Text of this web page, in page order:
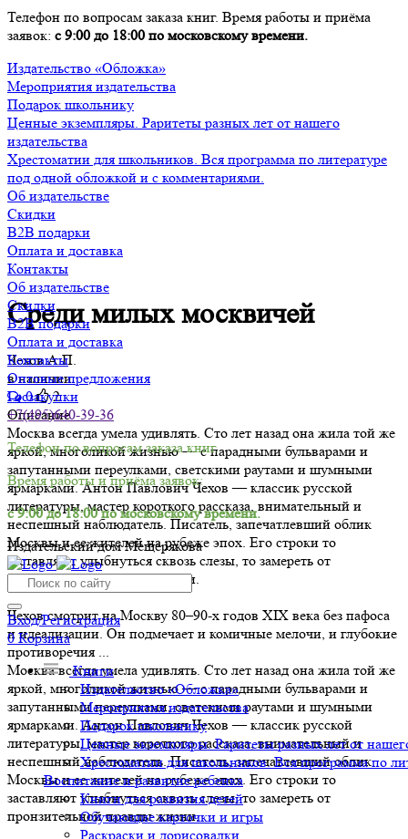
Телефон по вопросам заказа книг. Время работы и приёма
заявок: с 9:00 до 18:00 по московскому времени.
Издательство «Обложка»
Мероприятия издательства
Подарок школьнику
Ценные экземпляры. Раритеты разных лет от нашего
издательства
Хрестоматии для школьников. Вся программа по литературе
под одной обложкой и с комментариями.
Об издательстве
Скидки
B2B подарки
Оплата и доставка
Контакты
Об издательстве
Скидки
B2B подарки
Оплата и доставка
Контакты
Оптовые предложения
Госзакупки
+7(495)640-39-36
Телефон по вопросам заказа книг.
Время работы и приёма заявок:
с 9:00 до 18:00 по московскому времени.
Издательский дом Мещерякова
Вход/Регистрация
0 Корзина
Книги
Издательство «Обложка»
Мероприятия издательства
Подарок школьнику
Ценные экземпляры. Раритеты разных лет от
Хрестоматии для школьников. Вся программа по
Воспитание и развитие ребенка
Книги для развития детей
Обучающие карточки и игры
Раскраски и дорисовалки
Среди милых москвичей
Чехов А.П.
в наличии
0
2
Описание
Москва всегда умела удивлять. Сто лет назад она жила той же
яркой, многоликой жизнью — с парадными бульварами и
запутанными переулками, светскими раутами и шумными
ярмарками. Антон Павлович Чехов — классик русской
литературы, мастер короткого рассказа, внимательный и
неспешный наблюдатель. Писатель, запечатлевший облик
Москвы и ее жителей на рубеже эпох. Его строки то
заставляют улыбнуться сквозь слезы, то замереть от
пронзительной правды жизни.
Чехов смотрит на Москву 80–90-х годов XIX века без пафоса
и идеализации. Он подмечает и комичные мелочи, и глубокие
противоречия ...
Москва всегда умела удивлять. Сто лет назад она жила той же
яркой, многоликой жизнью — с парадными бульварами и
запутанными переулками, светскими раутами и шумными
ярмарками. Антон Павлович Чехов — классик русской
литературы, мастер короткого рассказа, внимательный и
неспешный наблюдатель. Писатель, запечатлевший облик
Москвы и ее жителей на рубеже эпох. Его строки то
заставляют улыбнуться сквозь слезы, то замереть от
пронзительной правды жизни.